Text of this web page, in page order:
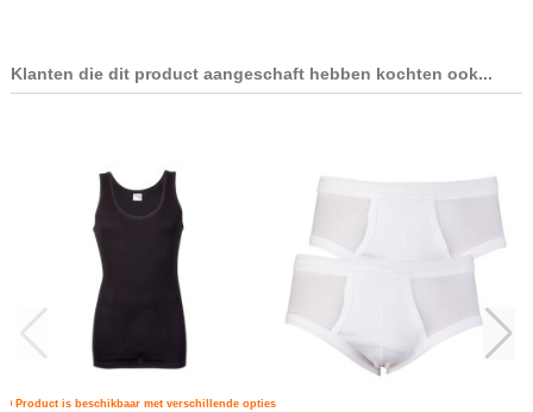
Klanten die dit product aangeschaft hebben kochten ook...
Product is beschikbaar met verschillende opties